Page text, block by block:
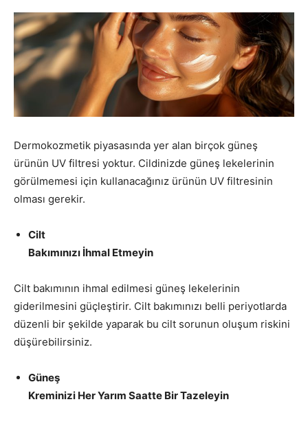
Dermokozmetik piyasasında yer alan birçok güneş
ürünün UV filtresi yoktur. Cildinizde güneş lekelerinin
görülmemesi için kullanacağınız ürünün UV filtresinin
olması gerekir.
Cilt
Bakımınızı İhmal Etmeyin
Cilt bakımının ihmal edilmesi güneş lekelerinin
giderilmesini güçleştirir. Cilt bakımınızı belli periyotlarda
düzenli bir şekilde yaparak bu cilt sorunun oluşum riskini
düşürebilirsiniz.
Güneş
Kreminizi Her Yarım Saatte Bir Tazeleyin